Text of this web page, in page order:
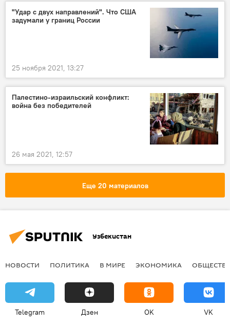
"Удар с двух направлений". Что США
задумали у границ России
25 ноября 2021, 13:27
Палестино-израильский конфликт:
война без победителей
26 мая 2021, 12:57
Еще 20 материалов
Узбекистан
НОВОСТИ ПОЛИТИКА В МИРЕ ЭКОНОМИКА
Telegram Дзен OK VK